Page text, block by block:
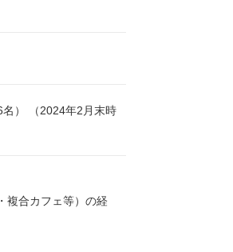
） （2024年2月末時
複合カフェ等）の経